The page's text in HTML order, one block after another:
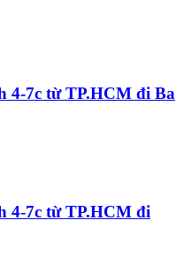
4-7c từ TP.HCM đi Ba
4-7c từ TP.HCM đi